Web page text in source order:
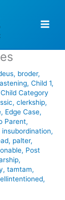
, broder,
, Child 1,
Child Category
, clerkship,
, Edge Case,
Parent,
insubordination,
, palter,
, Post
,
, tamtam,
,